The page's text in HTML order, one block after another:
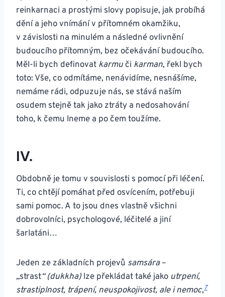
reinkarnaci a prostými slovy popisuje, jak probíhá
dění a jeho vnímání v přítomném okamžiku,
v závislosti na minulém a následné ovlivnění
budoucího přítomným, bez očekávání budoucího.
Měl-li bych definovat karmuči karman, řekl bych
toto: Vše, co odmítáme, nenávidíme, nesnášíme,
nemáme rádi, odpuzuje nás, se stává naším
osudem stejně tak jako ztráty a nedosahování
toho, k čemu lneme a po čem toužíme.
IV.
Obdobně je tomu v souvislosti s pomocí při léčení.
Ti, co chtějí pomáhat před osvícením, potřebuji
sami pomoc. A to jsou dnes vlastně všichni
dobrovolníci, psychologové, léčitelé a jiní
šarlatáni…
Jeden ze základních projevů samsára–
„strast“ (dukkha)lze překládat také jako utrpení,
strastiplnost, trápení, neuspokojivost, ale i nemoc,7